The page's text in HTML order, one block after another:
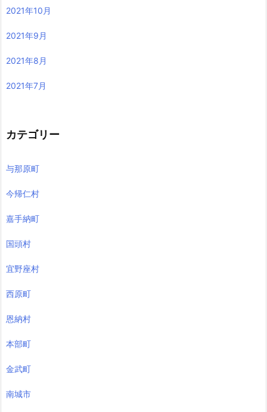
2021年10月
2021年9月
2021年8月
2021年7月
カテゴリー
与那原町
今帰仁村
嘉手納町
国頭村
宜野座村
西原町
恩納村
本部町
金武町
南城市